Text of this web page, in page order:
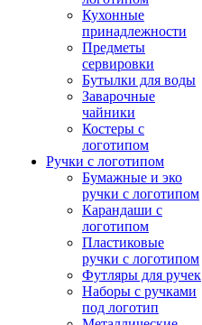
Кухонные
принадлежности
Предметы
сервировки
Бутылки для воды
Заварочные
чайники
Костеры с
логотипом
Ручки с логотипом
Бумажные и эко
ручки с логотипом
Карандаши с
логотипом
Пластиковые
ручки с логотипом
Футляры для ручек
Наборы с ручками
под логотип